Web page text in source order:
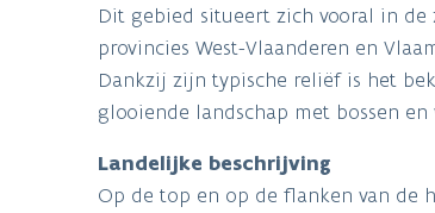
Dit gebied situeert zich vooral in
provincies West-Vlaanderen en
Dankzij zijn typische reliëf is het
glooiende landschap met bossen
Landelijke beschrijving
Op de top en op de flanken van de